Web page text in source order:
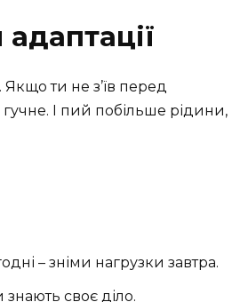
ти не з’їв перед
І пий побільше рідини,
– зніми нагрузки завтра.
своє діло.